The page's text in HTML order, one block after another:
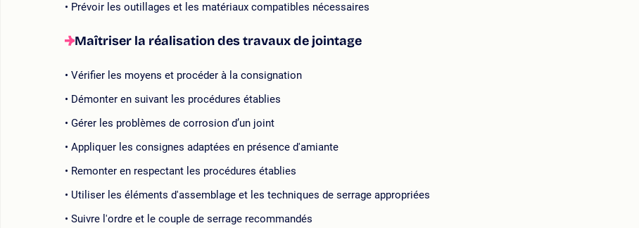
Prévoir les outillages et les matériaux compatibles nécessaires
Maîtriser la réalisation des travaux de jointage
Vérifier les moyens et procéder à la consignation
Démonter en suivant les procédures établies
Gérer les problèmes de corrosion d’un joint
Appliquer les consignes adaptées en présence d'amiante
Remonter en respectant les procédures établies
Utiliser les éléments d'assemblage et les techniques de serrage appropriées
Suivre l'ordre et le couple de serrage recommandés